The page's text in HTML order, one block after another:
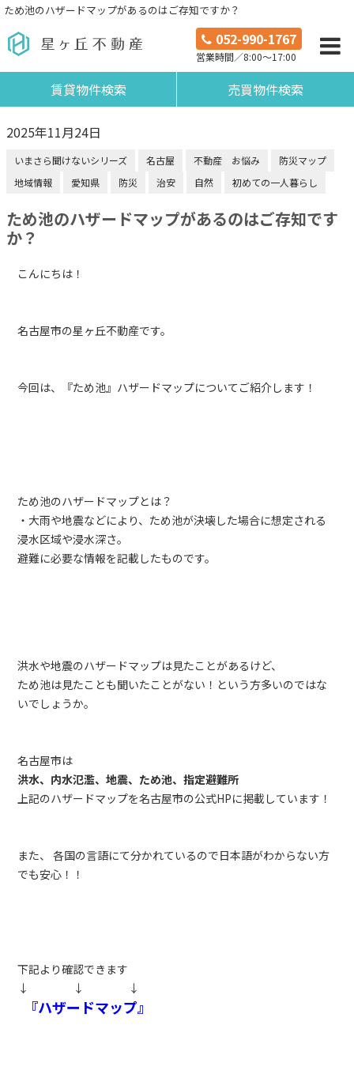
ため池のハザードマップがあるのはご存知ですか？
052-990-1767
営業時間／8:00～17:00
賃貸物件検索 売買物件検索
2025年11月24日
いまさら聞けないシリーズ 名古屋 不動産 お悩み
防災マップ
地域情報
愛知県 防災 治安 自然 初めての一人暮らし
ため池のハザードマップがあるのはご存知です
か？
こんにちは！
名古屋市の星ヶ丘不動産です。
今回は、『ため池』ハザードマップについてご紹介します！
ため池のハザードマップとは？
・大雨や地震などにより、ため池が決壊した場合に想定される
浸水区域や浸水深さ。
避難に必要な情報を記載したものです。
洪水や地震のハザードマップは見たことがあるけど、
ため池は見たことも聞いたことがない！という方多いのではな
いでしょうか。
名古屋市は
洪水、内水氾濫、地震、ため池、指定避難所
上記のハザードマップを名古屋市の公式HPに掲載しています！
また、 各国の言語にて分かれているので日本語がわからない方
でも安心！！
下記より確認できます
↓ ↓ ↓
『ハザードマップ』